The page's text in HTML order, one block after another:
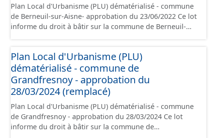
de ces données, il est rappelé que seuls les documents
papier font foi et sont opposables d'un point de vue
juridique.
Plan Local d'Urbanisme (PLU) dématérialisé - commune
de Berneuil-sur-Aisne- approbation du 23/06/2022 Ce lot
informe du droit à bâtir sur la commune de Berneuil-
contient les pièces administratives, le rapport de
présentation, le PADD, le règlement (à l'exception des
plans de zonages), les annexes, les orientations
d'aménagement et les données géographiques. Malgré
l'attention portée à la création de ces données, il est
rappelé que seuls les documents papier font foi et sont
opposables d'un point de vue juridique.
Plan Local d'Urbanisme (PLU)
dématérialisé - commune de
Grandfresnoy - approbation du
28/03/2024 (remplacé)
Plan Local d'Urbanisme (PLU) dématérialisé - commune
de Grandfresnoy - approbation du 28/03/2024 Ce lot
informe du droit à bâtir sur la commune de